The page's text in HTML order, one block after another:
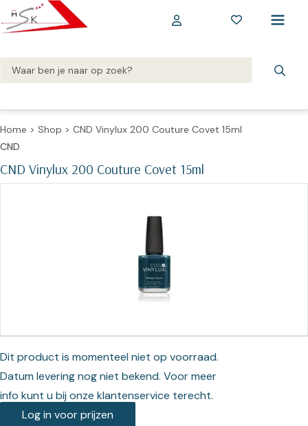
Home > Shop > CND Vinylux 200 Couture Covet 15ml
CND Vinylux 200 Couture Covet 15ml
CND
Dit product is momenteel niet op voorraad.
Datum levering nog niet bekend. Voor meer
info kunt u bij onze klantenservice terecht.
Log in voor prijzen